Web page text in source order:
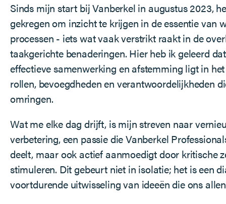
Sinds mijn start bij Vanberkel in augustus 2023,
gekregen om inzicht te krijgen in de essentie van
processen - iets wat vaak verstrikt raakt in de
taakgerichte benaderingen. Hier heb ik geleerd
effectieve samenwerking en afstemming ligt in
rollen, bevoegdheden en verantwoordelijkheden
omringen.
Wat me elke dag drijft, is mijn streven naar
verbetering, een passie die Vanberkel
deelt, maar ook actief aanmoedigt door kritische
stimuleren. Dit gebeurt niet in isolatie; het is een
voortdurende uitwisseling van ideeën die ons